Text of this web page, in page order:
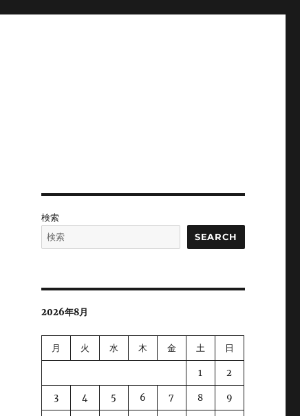
検索
SEARCH
2026年8月
月 火 水 木 金 土 日
1 2
3 4 5 6 7 8 9